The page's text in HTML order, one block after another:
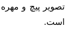
تصویر پیچ و
است.